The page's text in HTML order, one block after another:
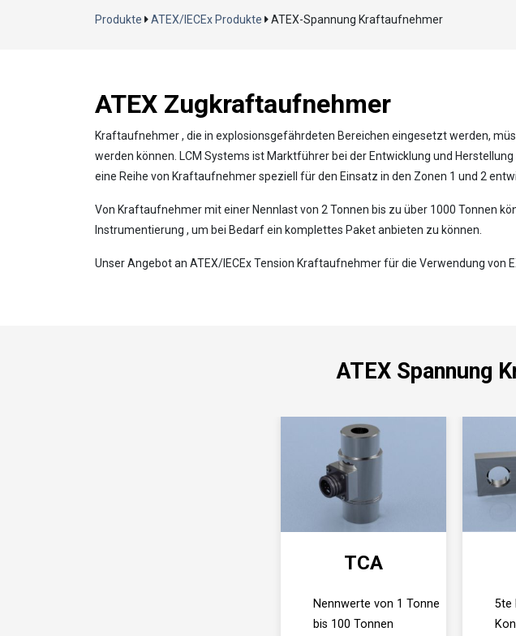
Produkte ATEX/IECEx Produkte ATEX-Spannung Kraftaufnehmer
ATEX Zugkraftaufnehmer
Kraftaufnehmer , die in explosionsgefährdeten Bereichen eingesetzt werden,
werden können. LCM Systems ist Marktführer bei der Entwicklung und
eine Reihe von Kraftaufnehmer speziell für den Einsatz in den Zonen 1 und 2
Von Kraftaufnehmer mit einer Nennlast von 2 Tonnen bis zu über 1000 Tonnen
Instrumentierung , um bei Bedarf ein komplettes Paket anbieten zu können.
Unser Angebot an ATEX/IECEx Tension Kraftaufnehmer für die Verwendung von
ATEX Spannung
TCA
Nennwerte von 1 Tonne
bis 100 Tonnen
5te